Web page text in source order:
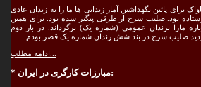
برای پائین نگهداشتن آمار زندانی ها ما را به زندان عادی
بود. صلیب سرخ از طرقی پیگیر شده بود. برای همین
مارا بزندان عمومی (شماره یک) برگرداند. در بار دوم
صلیب سرخ در بند شش زندان شماره یک قصر بودم.
* مبارزات کارگری در ایران: